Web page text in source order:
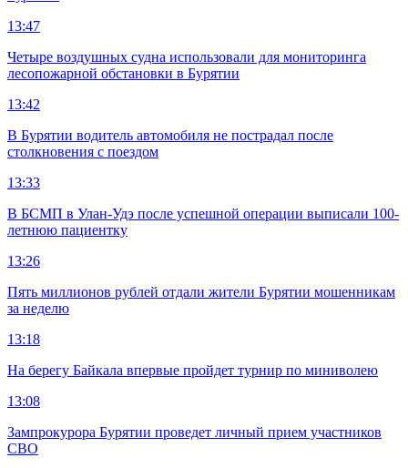
13:47
Четыре воздушных судна использовали для мониторинга
лесопожарной обстановки в Бурятии
13:42
В Бурятии водитель автомобиля не пострадал после
столкновения с поездом
13:33
В БСМП в Улан-Удэ после успешной операции выписали 100-
летнюю пациентку
13:26
Пять миллионов рублей отдали жители Бурятии мошенникам
за неделю
13:18
На берегу Байкала впервые пройдет турнир по миниволею
13:08
Зампрокурора Бурятии проведет личный прием участников
СВО